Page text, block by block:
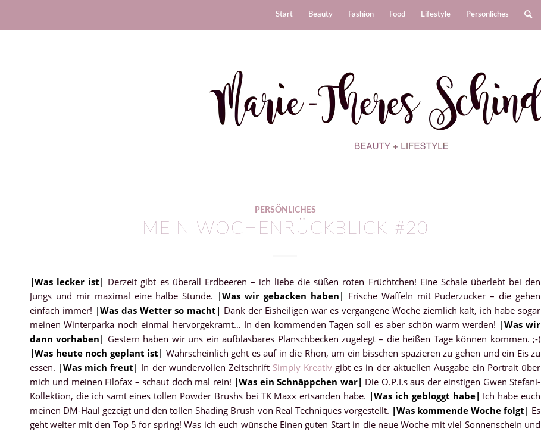
Start Beauty Fashion Food Lifestyle Persönliches
PERSÖNLICHES
MEIN WOCHENRÜCKBLICK #20
|Was lecker ist | Derzeit gibt es überall Erdbeeren – ich liebe die süßen roten Früchtchen! Eine Schale überlebt bei den
Jungs und mir maximal eine halbe Stunde. |Was wir gebacken haben | Frische Waffeln mit Puderzucker – die gehen
einfach immer! |Was das Wetter so macht | Dank der Eisheiligen war es vergangene Woche ziemlich kalt, ich habe sogar
meinen Winterparka noch einmal hervorgekramt… In den kommenden Tagen soll es aber schön warm werden! |Was wir
dann vorhaben | Gestern haben wir uns ein aufblasbares Planschbecken zugelegt – die heißen Tage können kommen. ;-)
|Was heute noch geplant ist | Wahrscheinlich geht es auf in die Rhön, um ein bisschen spazieren zu gehen und ein Eis zu
essen. |Was mich freut | In der wundervollen Zeitschrift Simply Kreativ gibt es in der aktuellen Ausgabe ein Portrait über
mich und meinen Filofax – schaut doch mal rein! |Was ein Schnäppchen war| Die O.P.I.s aus der einstigen Gwen Stefani-
Kollektion, die ich samt eines tollen Powder Brushs bei TK Maxx ertsanden habe. |Was ich gebloggt habe| Ich habe euch
meinen DM-Haul gezeigt und den tollen Shading Brush von Real Techniques vorgestellt. |Was kommende Woche folgt | Es
geht weiter mit den Top 5 for spring! Was ich euch wünsche Einen guten Start in die neue Woche mit viel Sonnenschein und